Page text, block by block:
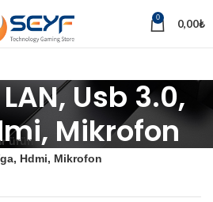
0 0,00₺
Usb 3.0,
Mikrofon
ürün
Hdmi, Mikrofon